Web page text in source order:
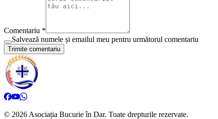
Comentariu *
Salvează numele și emailul meu pentru următorul comentariu
Trimite comentariu
© 2026 Asociația Bucurie în Dar. Toate drepturile rezervate.